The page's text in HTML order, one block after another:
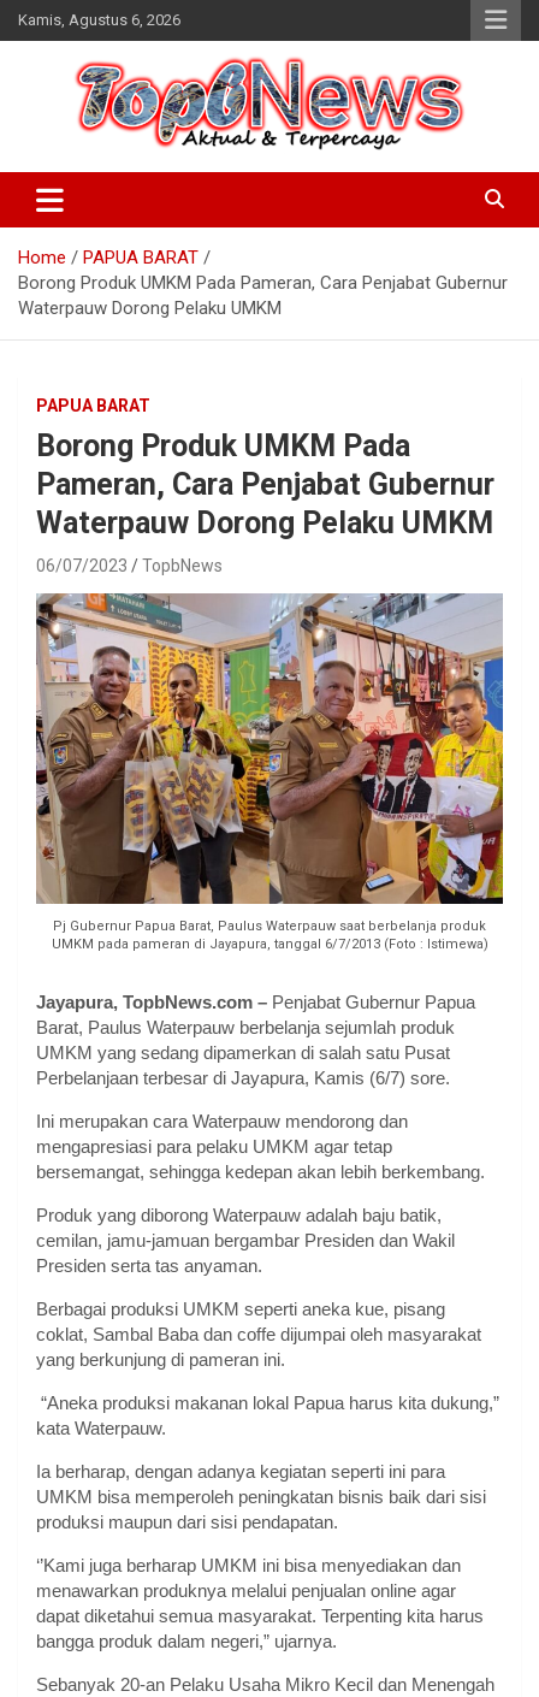
Skip
to
Kamis, Agustus 6, 2026
Home
PAPUA BARAT
Borong Produk UMKM Pada Pameran, Cara Penjabat Gubernur
Waterpauw Dorong Pelaku UMKM
PAPUA BARAT
Borong Produk UMKM Pada
Pameran, Cara Penjabat Gubernur
Waterpauw Dorong Pelaku UMKM
06/07/2023 TopbNews
Pj Gubernur Papua Barat, Paulus Waterpauw saat berbelanja produk
UMKM pada pameran di Jayapura, tanggal 6/7/2013 (Foto : Istimewa)
Jayapura, TopbNews.com – Penjabat Gubernur Papua
Barat, Paulus Waterpauw berbelanja sejumlah produk
UMKM yang sedang dipamerkan di salah satu Pusat
Perbelanjaan terbesar di Jayapura, Kamis (6/7) sore.
Ini merupakan cara Waterpauw mendorong dan
mengapresiasi para pelaku UMKM agar tetap
bersemangat, sehingga kedepan akan lebih berkembang.
Produk yang diborong Waterpauw adalah baju batik,
cemilan, jamu-jamuan bergambar Presiden dan Wakil
Presiden serta tas anyaman.
Berbagai produksi UMKM seperti aneka kue, pisang
coklat, Sambal Baba dan coffe dijumpai oleh masyarakat
yang berkunjung di pameran ini.
“Aneka produksi makanan lokal Papua harus kita dukung,”
kata Waterpauw.
Ia berharap, dengan adanya kegiatan seperti ini para
UMKM bisa memperoleh peningkatan bisnis baik dari sisi
produksi maupun dari sisi pendapatan.
‘’Kami juga berharap UMKM ini bisa menyediakan dan
menawarkan produknya melalui penjualan online agar
dapat diketahui semua masyarakat. Terpenting kita harus
bangga produk dalam negeri,” ujarnya.
Sebanyak 20-an Pelaku Usaha Mikro Kecil dan Menengah